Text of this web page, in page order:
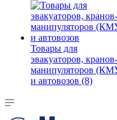
Товары для
эвакуаторов, кранов-
манипуляторов
и автовозов (8)